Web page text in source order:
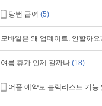
당번 급여 (5)
모바일은 왜 업데이트. 안할까요
여름 휴가 언제 갈까나 (18)
어플 예약도 블랙리스트 기능